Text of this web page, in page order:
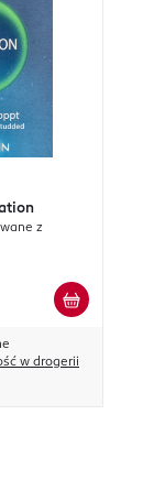
z
w drogerii